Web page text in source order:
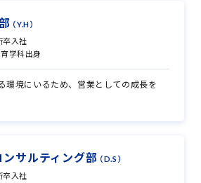
（Y.H）
卒入社
学科出身
環境にいるため、営業としての成長を
ンサルティング部（D.S）
卒入社